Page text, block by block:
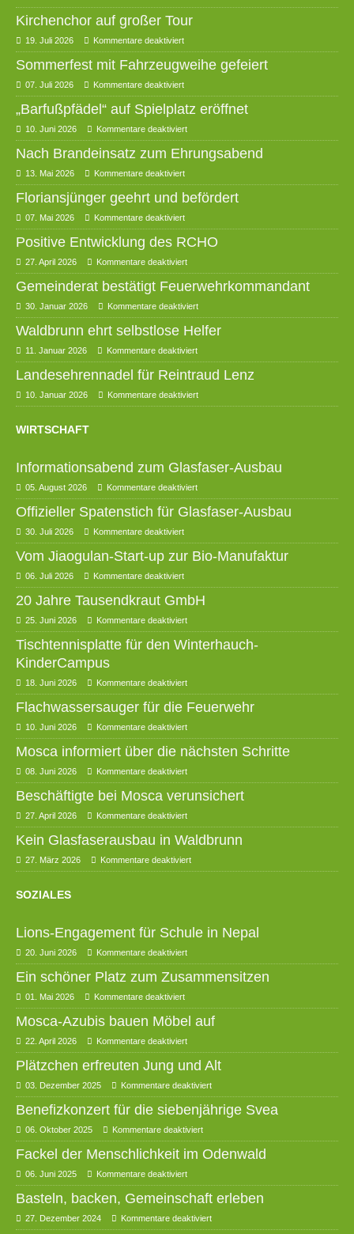
Kirchenchor auf großer Tour
19. Juli 2026 Kommentare deaktiviert
Sommerfest mit Fahrzeugweihe gefeiert
07. Juli 2026 Kommentare deaktiviert
„Barfußpfädel“ auf Spielplatz eröffnet
10. Juni 2026 Kommentare deaktiviert
Nach Brandeinsatz zum Ehrungsabend
13. Mai 2026 Kommentare deaktiviert
Floriansjünger geehrt und befördert
07. Mai 2026 Kommentare deaktiviert
Positive Entwicklung des RCHO
27. April 2026 Kommentare deaktiviert
Gemeinderat bestätigt Feuerwehrkommandant
30. Januar 2026 Kommentare deaktiviert
Waldbrunn ehrt selbstlose Helfer
11. Januar 2026 Kommentare deaktiviert
Landesehrennadel für Reintraud Lenz
10. Januar 2026 Kommentare deaktiviert
WIRTSCHAFT
Informationsabend zum Glasfaser-Ausbau
05. August 2026 Kommentare deaktiviert
Offizieller Spatenstich für Glasfaser-Ausbau
30. Juli 2026 Kommentare deaktiviert
Vom Jiaogulan-Start-up zur Bio-Manufaktur
06. Juli 2026 Kommentare deaktiviert
20 Jahre Tausendkraut GmbH
25. Juni 2026 Kommentare deaktiviert
Tischtennisplatte für den Winterhauch-
KinderCampus
18. Juni 2026 Kommentare deaktiviert
Flachwassersauger für die Feuerwehr
10. Juni 2026 Kommentare deaktiviert
Mosca informiert über die nächsten Schritte
08. Juni 2026 Kommentare deaktiviert
Beschäftigte bei Mosca verunsichert
27. April 2026 Kommentare deaktiviert
Kein Glasfaserausbau in Waldbrunn
27. März 2026 Kommentare deaktiviert
SOZIALES
Lions-Engagement für Schule in Nepal
20. Juni 2026 Kommentare deaktiviert
Ein schöner Platz zum Zusammensitzen
01. Mai 2026 Kommentare deaktiviert
Mosca-Azubis bauen Möbel auf
22. April 2026 Kommentare deaktiviert
Plätzchen erfreuten Jung und Alt
03. Dezember 2025 Kommentare deaktiviert
Benefizkonzert für die siebenjährige Svea
06. Oktober 2025 Kommentare deaktiviert
Fackel der Menschlichkeit im Odenwald
06. Juni 2025 Kommentare deaktiviert
Basteln, backen, Gemeinschaft erleben
27. Dezember 2024 Kommentare deaktiviert